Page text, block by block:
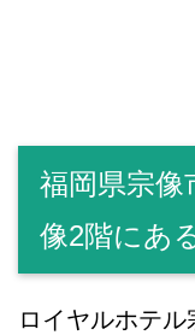
福岡県宗
像2階にあ
ロイヤルホテ